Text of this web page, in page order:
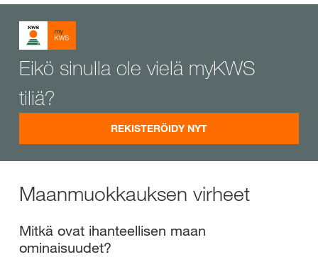
Eikö sinulla ole vielä myKWS
tiliä?
REKISTERÖIDY NYT
Maanmuokkauksen virheet
Mitkä ovat ihanteellisen maan
ominaisuudet?